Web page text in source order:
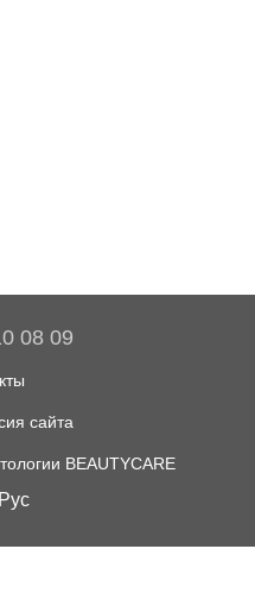
08 09
сайта
BEAUTYCARE
Рус